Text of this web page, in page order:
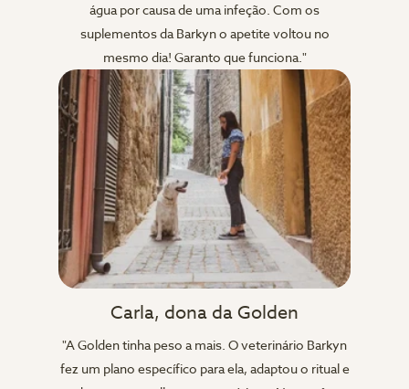
água por causa de uma infeção. Com os
suplementos da Barkyn o apetite voltou no
mesmo dia! Garanto que funciona."
Carla, dona da Golden
"A Golden tinha peso a mais. O veterinário Barkyn
fez um plano específico para ela, adaptou o ritual e